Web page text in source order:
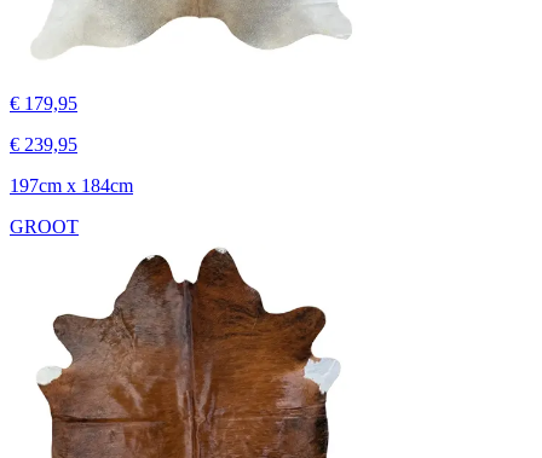
€ 179,95
€ 239,95
197cm x 184cm
GROOT